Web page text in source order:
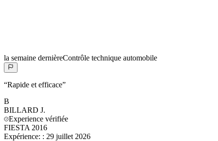
la semaine dernièreContrôle technique automobile
“Rapide et efficace”
B
BILLARD J.
Experience vérifiée
FIESTA 2016
Expérience: : 29 juillet 2026